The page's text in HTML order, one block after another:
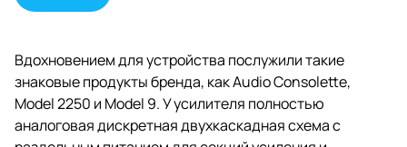
добавить подсветки и сияния.
Вдохновением для устройства послужили такие
знаковые продукты бренда, как Audio Consolette,
Model 2250 и Model 9. У усилителя полностью
аналоговая дискретная двухкаскадная схема с